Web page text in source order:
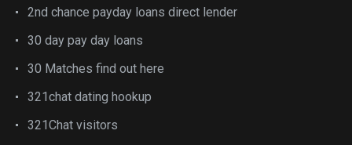
2nd chance payday loans direct lender
30 day pay day loans
30 Matches find out here
321chat dating hookup
321Chat visitors